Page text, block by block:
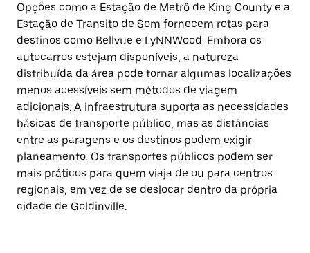
Opções como a Estação de Metrô de King County e a
Estação de Transito de Som fornecem rotas para
destinos como Bellvue e LyNNWood. Embora os
autocarros estejam disponíveis, a natureza
distribuída da área pode tornar algumas localizações
menos acessíveis sem métodos de viagem
adicionais. A infraestrutura suporta as necessidades
básicas de transporte público, mas as distâncias
entre as paragens e os destinos podem exigir
planeamento. Os transportes públicos podem ser
mais práticos para quem viaja de ou para centros
regionais, em vez de se deslocar dentro da própria
cidade de Goldinville.